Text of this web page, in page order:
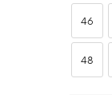
46
48